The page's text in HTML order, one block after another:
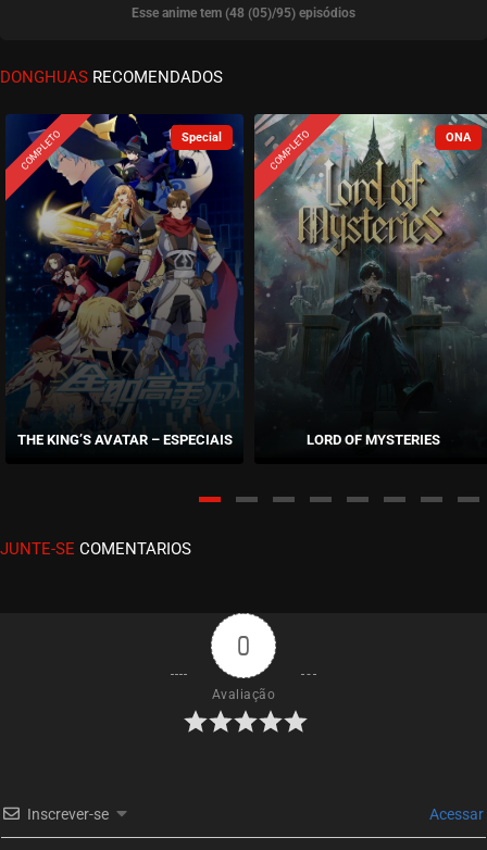
ASSISTIDO
ASSISTIDO
EPISÓDIO 89 (46)
ASSISTIDO
EPISÓDIO 88 (45)
junho 16, 2026
ASSISTIDO
EPISÓDIO 87 (44)
junho 09, 2026
EPISÓDIO 86 (43)
junho 02, 2026
ASSISTIDO
EPISÓDIO 84 (41)
maio 19, 2026
EPISÓDIO 83 (40)
EPISÓDIO 82 (39)
Esse anime tem (48 (05)/95) episódios
DONGHUAS RECOMENDADOS
COMPLETO
THE KING’S AVATAR – ESPECIAIS
COMPLETO
LORD OF MYSTERIES
JUNTE-SE COMENTARIOS
0
Avaliação
Inscrever-se Acessar